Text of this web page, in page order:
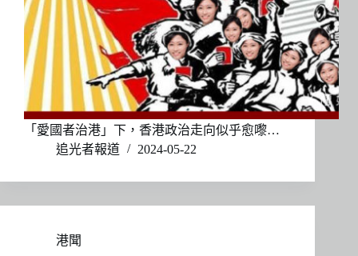
「愛國者治港」下，香港政治走向似乎愈嚟…
追光者報道
2024-05-22
港聞